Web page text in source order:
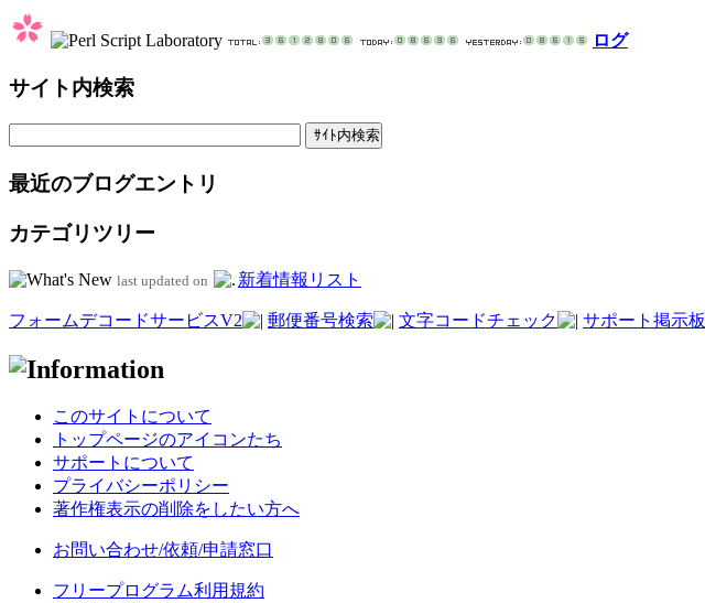
ログ
サイト内検索
最近のブログエントリ
カテゴリツリー
last updated on 新着情報リスト
フォームデコードサービスV2 郵便番号検索 文字コードチェック サポート掲示板
このサイトについて
トップページのアイコンたち
サポートについて
プライバシーポリシー
著作権表示の削除をしたい方へ
お問い合わせ/依頼/申請窓口
フリープログラム利用規約